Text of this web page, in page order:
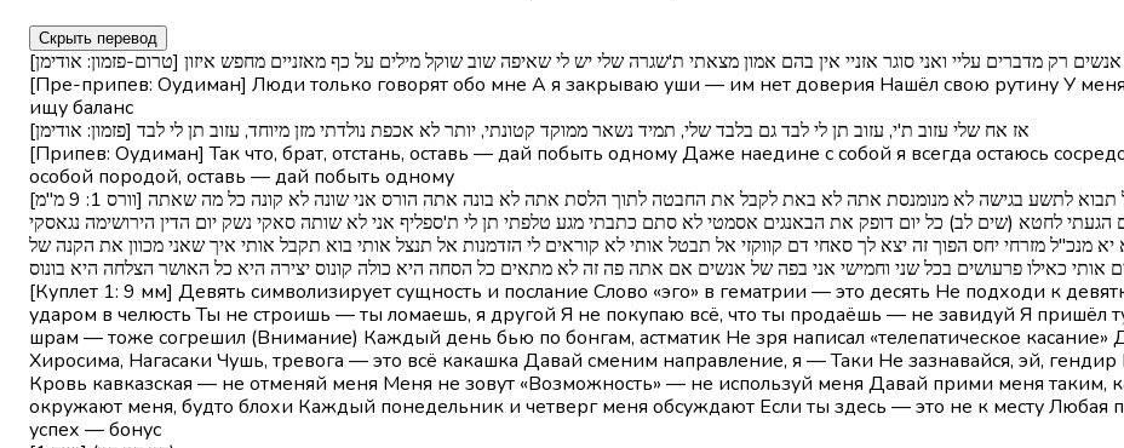
Скрыть перевод
[טרום-פזמון: אודימן] אנשים רק מדברים עליי ואני סוגר אזניי אין בהם אמון מצאתי ת'שגרה שלי יש לי שאיפה שוב שוקל מילים על כף מאזניים מחפש איזון
[Пре-припев: Оудиман] Люди только говорят обо мне А я закрываю уши — им нет доверия Нашёл свою рутину У
ищу баланс
[פזמון: אודימן] אז אח שלי עזוב ת'י, עזוב תן לי לבד גם בלבד שלי, תמיד נשאר ממוקד קטונתי, יותר לא אכפת נולדתי מזן מיוחד, עזוב תן לי לבד
[Припев: Оудиман] Так что, брат, отстань, оставь — дай побыть одному Даже наедине с собой я всегда остаюсь
особой породой, оставь — дай побыть одному
[וורס 1: 9 מ''מ] תשע מסמל את המהות ואת המסר המילה אגו בגימטריה זה עשר אל תבוא לתשע בגישה לא מנומנסת אתה לא באת לקבל את החבטה לתוך הלסת אתה לא בונה אתה הורס אני שונה לא קונה כל מה שאתה
לחטא (שים לב) כל יום דופק את הבאנגים אסמטי לא סתם כתבתי מגע טלפתי תן לי ת'ספליף אני לא שותה סאקי נשק יום הדין הירושימה נגאסקי
מזרחי יחס הפוך זה יצא לך סאחי דם קווקזי אל תבטל אותי לא קוראים לי הזדמנות אל תנצל אותי בוא תקבל אותי איך שאני מכוון את הקנה של
אותי כאילו פרעושים בכל שני וחמישי אני בפה של אנשים אם אתה פה זה לא מתאים כל הסחה היא כולה קונוס יצירה היא כל האושר הצלחה היא בונוס
[Куплет 1: 9 мм] Девять символизирует сущность и послание Слово «эго» в гематрии — это десять Не подходи к
ударом в челюсть Ты не строишь — ты ломаешь, я другой Я не покупаю всё, что ты продаёшь — не завидуй Я пришёл
шрам — тоже согрешил (Внимание) Каждый день бью по бонгам, астматик Не зря написал «телепатическое
Хиросима, Нагасаки Чушь, тревога — это всё какашка Давай сменим направление, я — Таки Не зазнавайся, эй,
Кровь кавказская — не отменяй меня Меня не зовут «Возможность» — не используй меня Давай прими меня таким,
окружают меня, будто блохи Каждый понедельник и четверг меня обсуждают Если ты здесь — это не к месту Любая
успех — бонус